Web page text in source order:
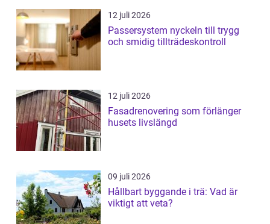
12 juli 2026
Passersystem nyckeln till trygg
och smidig tillträdeskontroll
12 juli 2026
Fasadrenovering som förlänger
husets livslängd
09 juli 2026
Hållbart byggande i trä: Vad är
viktigt att veta?